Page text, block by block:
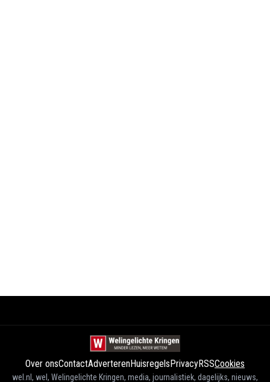
Over onsContactAdverterenHuisregelsPrivacyRSSCookies
wel.nl, wel, Welingelichte Kringen, media, journalistiek, dagelijks, nieuws,